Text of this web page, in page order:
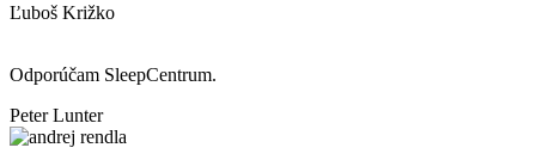
Ľuboš Križko
Odporúčam SleepCentrum.
Peter Lunter